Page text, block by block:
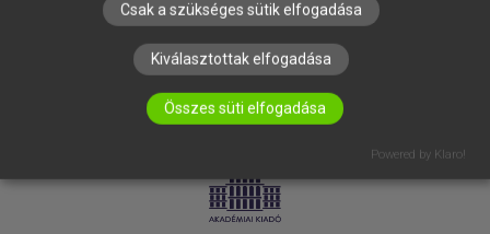
LICENCSZERZŐDÉS ADATVÉDELEM
Csak a szükséges sütik elfogadása
Kiválasztottak elfogadása
Összes süti elfogadása
Powered by Klaro!